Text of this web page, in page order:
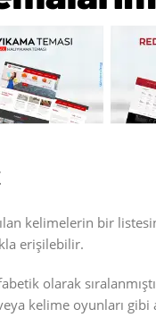
kelimelerin bir
erişilebilir.
olarak
kelime oyunları